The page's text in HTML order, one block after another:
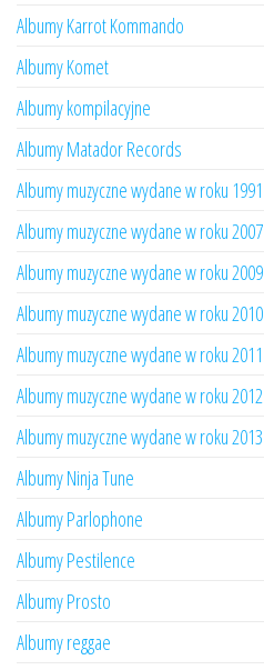
Albumy Karrot Kommando
Albumy Komet
Albumy kompilacyjne
Albumy Matador Records
Albumy muzyczne wydane w roku 1991
Albumy muzyczne wydane w roku 2007
Albumy muzyczne wydane w roku 2009
Albumy muzyczne wydane w roku 2010
Albumy muzyczne wydane w roku 2011
Albumy muzyczne wydane w roku 2012
Albumy muzyczne wydane w roku 2013
Albumy Ninja Tune
Albumy Parlophone
Albumy Pestilence
Albumy Prosto
Albumy reggae